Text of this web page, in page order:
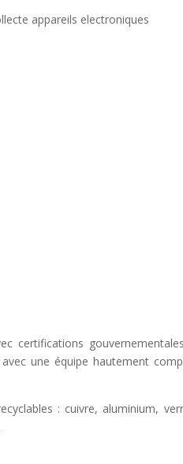
certifications
une équipe hautement
: cuivre, aluminium,